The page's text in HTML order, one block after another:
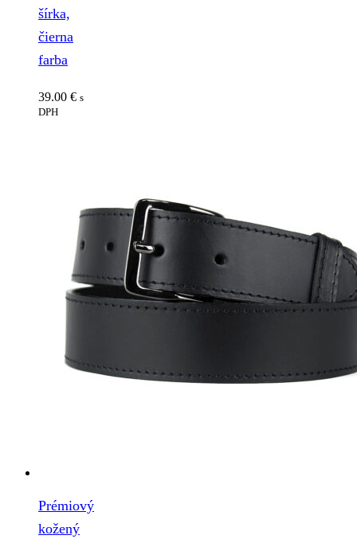
šírka,
čierna
farba
39.00 € s
DPH
Prémiový
kožený